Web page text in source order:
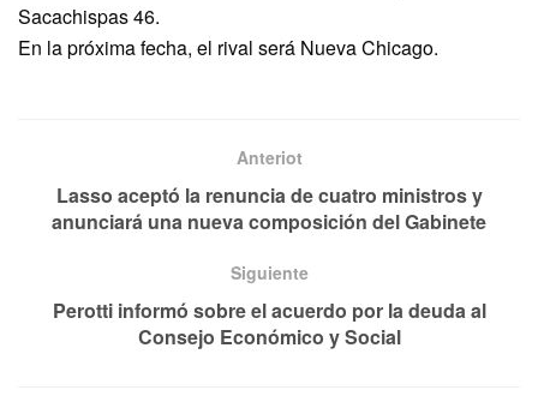
Sacachispas 46.
En la próxima fecha, el rival será Nueva Chicago.
Anteriot
Lasso aceptó la renuncia de cuatro ministros y
anunciará una nueva composición del Gabinete
Siguiente
Perotti informó sobre el acuerdo por la deuda al
Consejo Económico y Social